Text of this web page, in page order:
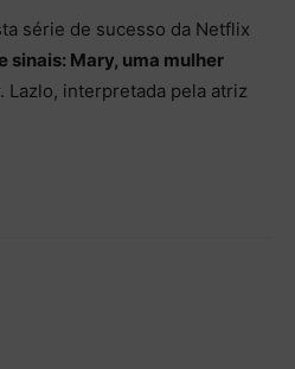
série de sucesso da Netflix
sinais: Mary, uma mulher
Lazlo, interpretada pela atriz